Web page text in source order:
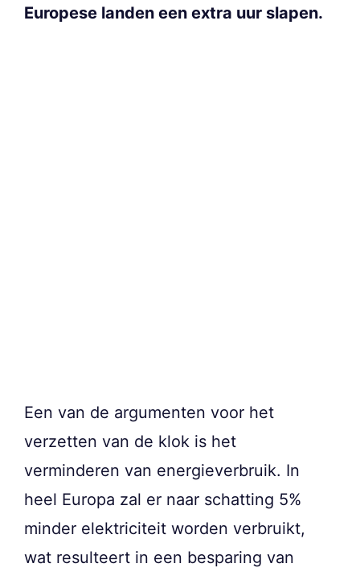
Europese landen een extra uur slapen.
Een van de argumenten voor het
verzetten van de klok is het
verminderen van energieverbruik. In
heel Europa zal er naar schatting 5%
minder elektriciteit worden verbruikt,
wat resulteert in een besparing van